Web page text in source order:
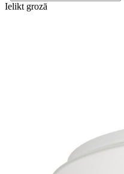
Ielikt grozā